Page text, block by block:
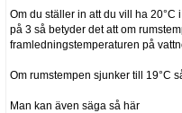
Om du ställer in att du vill ha
på 3 så betyder det att om
framledningstemperaturen på
Om rumstempen sjunker till 19°C
Man kan även säga så här